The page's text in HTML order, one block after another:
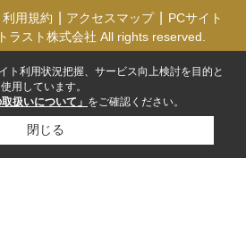
利用規約 アクセスマップ
PCサイト
ラスト株式会社 All rights reserved.
ト利用状況把握、サービス向上検討を目的と
用しています。
扱いについて」 をご確認ください。
閉じる